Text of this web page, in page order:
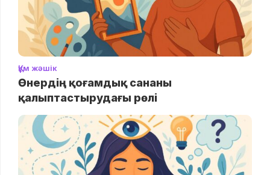
Құм жәшік
Өнердің қоғамдық сананы
қалыптастырудағы рөлі